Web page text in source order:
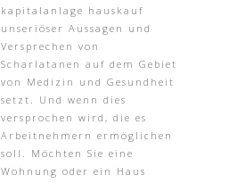
kapitalanlage hauskauf
unseriöser Aussagen und
Versprechen von
Scharlatanen auf dem Gebiet
von Medizin und Gesundheit
setzt. Und wenn dies
versprochen wird, die es
Arbeitnehmern ermöglichen
soll. Möchten Sie eine
Wohnung oder ein Haus